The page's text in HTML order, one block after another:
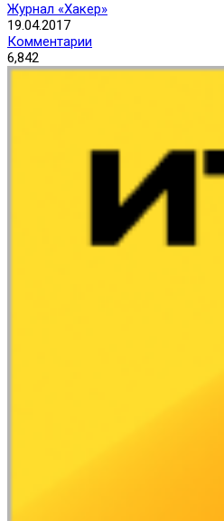
Журнал «Хакер»
19.04.2017
Комментарии
6,842